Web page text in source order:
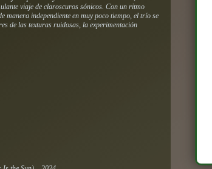
viaje de claroscuros sónicos. Con un ritmo
manera independiente en muy poco tiempo, el trío se
de las texturas ruidosas, la experimentación